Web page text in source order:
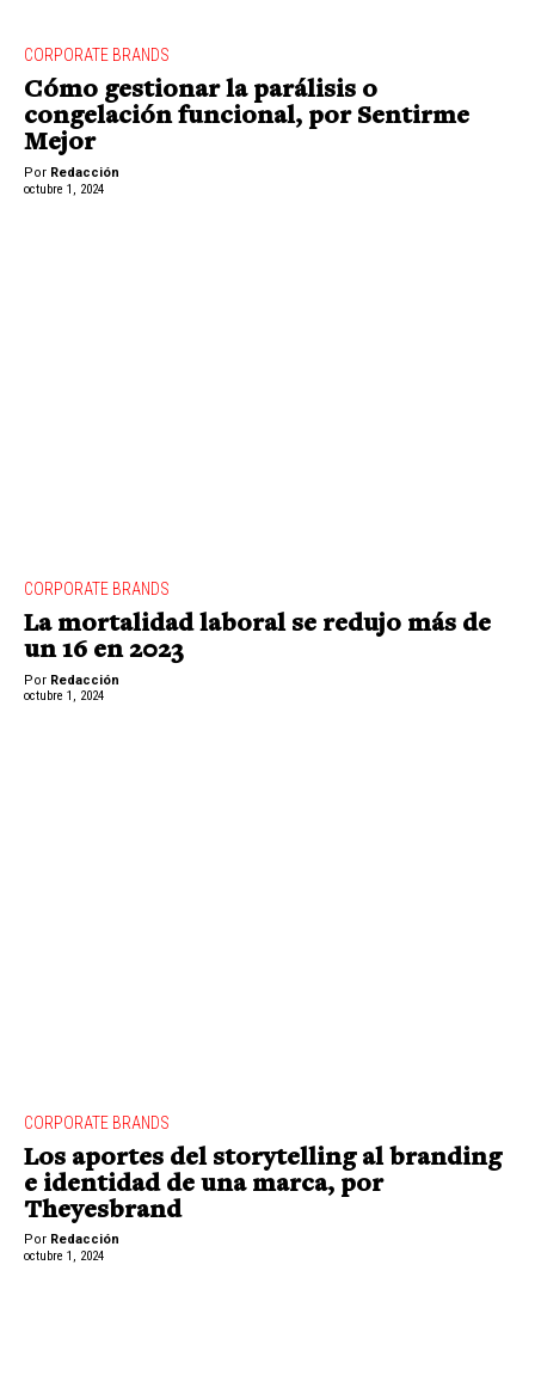
CORPORATE BRANDS
Cómo gestionar la parálisis o
congelación funcional, por Sentirme
Mejor
Por Redacción
octubre 1, 2024
CORPORATE BRANDS
La mortalidad laboral se redujo más de
un 16 en 2023
Por Redacción
octubre 1, 2024
CORPORATE BRANDS
Los aportes del storytelling al branding
e identidad de una marca, por
Theyesbrand
Por Redacción
octubre 1, 2024